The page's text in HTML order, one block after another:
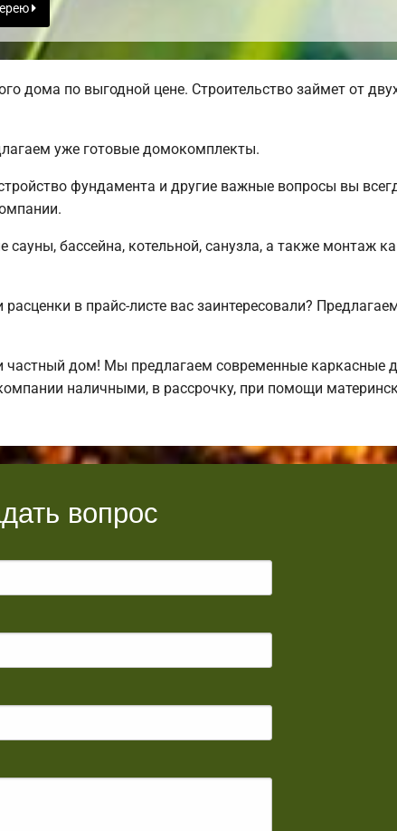
дома по выгодной цене. Строительство займет от
уже готовые домокомплекты.
фундамента и другие важные вопросы вы
бассейна, котельной, санузла, а также монтаж
в прайс-листе вас заинтересовали?
дом! Мы предлагаем современные каркасные
наличными, в рассрочку, при помощи
вопрос